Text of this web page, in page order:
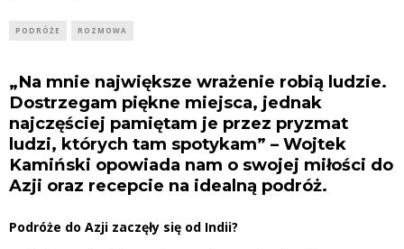
PODRÓŻE ROZMOWA
„Na mnie największe wrażenie robią ludzie.
Dostrzegam piękne miejsca, jednak
najczęściej pamiętam je przez pryzmat
ludzi, których tam spotykam” – Wojtek
Kamiński opowiada nam o swojej miłości do
Azji oraz recepcie na idealną podróż.
Podróże do Azji zaczęły się od Indii?